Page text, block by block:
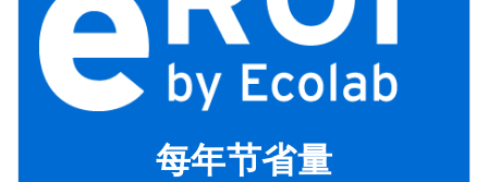
每年节省量